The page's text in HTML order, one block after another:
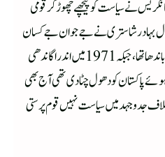
نے سیاست کو پیچھے چھوڑ کر قومی
رکھا سال 1965 میں لال بہادر شاستری نے جے جوان جے کسان
کا نعرہ دے کر ملک کو ایک دھاگے میں باندھا تھا،جبکہ 1971 میں اندرا گاندھی
پاکستان کو دھول چٹا دی تھی آج بھی
جدوجہد میں سیاست نہیں قوم پرستی